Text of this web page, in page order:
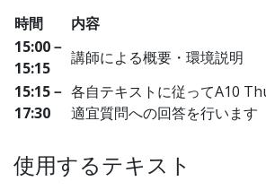
時間
内容
15:00－
15:15
講師による概要・環境説明
15:15－
17:30
各自テキストに従ってA10
適宜質問への回答を行います
使用するテキスト